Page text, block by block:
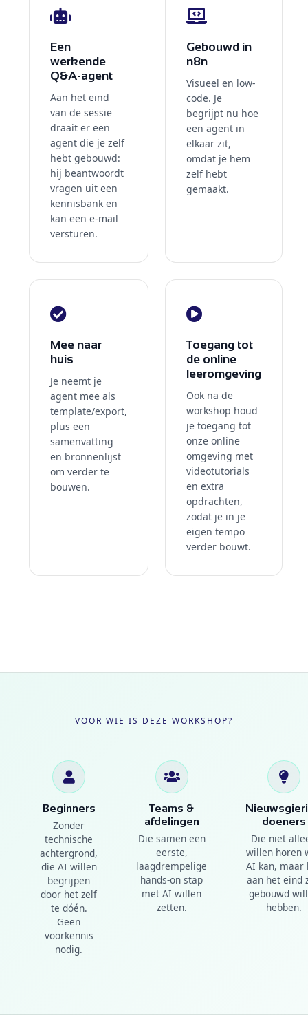
Een
werkende
Q&A-agent
Aan het eind
van de sessie
draait er een
agent die je zelf
hebt gebouwd:
hij beantwoordt
vragen uit een
kennisbank en
kan een e-mail
versturen.
Gebouwd in
n8n
Visueel en low-
code. Je
begrijpt nu hoe
een agent in
elkaar zit,
omdat je hem
zelf hebt
gemaakt.
Mee naar
huis
Je neemt je
agent mee als
template/export,
plus een
samenvatting
en bronnenlijst
om verder te
bouwen.
Toegang tot
de online
leeromgeving
Ook na de
workshop houd
je toegang tot
onze online
omgeving met
videotutorials
en extra
opdrachten,
zodat je in je
eigen tempo
verder bouwt.
VOOR WIE IS DEZE WORKSHOP?
Beginners
Zonder
technische
achtergrond,
die AI willen
begrijpen
door het zelf
te dóén.
Geen
voorkennis
nodig.
Teams &
afdelingen
Die samen een
eerste,
laagdrempelige
hands-on stap
met AI willen
zetten.
doeners
Die niet
willen horen
AI kan, maar
aan het eind
gebouwd
hebben.